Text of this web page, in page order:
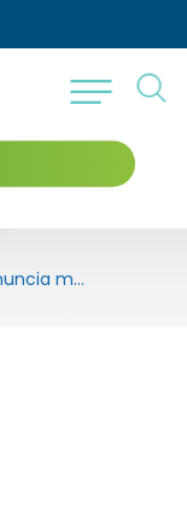
Tereos anuncia mais de 400 vagas abertas para a safra 25/26